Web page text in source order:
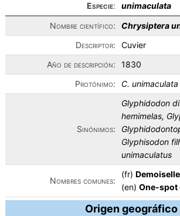
Especie:
unimaculata
Nombre científico:
Chrysiptera
Descriptor:
Cuvier
Año de descripción:
1830
Protónimo:
C. unimaculata
Sinónimos:
Glyphidodon
hemimelas,
Glyphisodon
unimaculatus
Nombres comunes:
(fr)
(en) One-spot
Origen geográfico